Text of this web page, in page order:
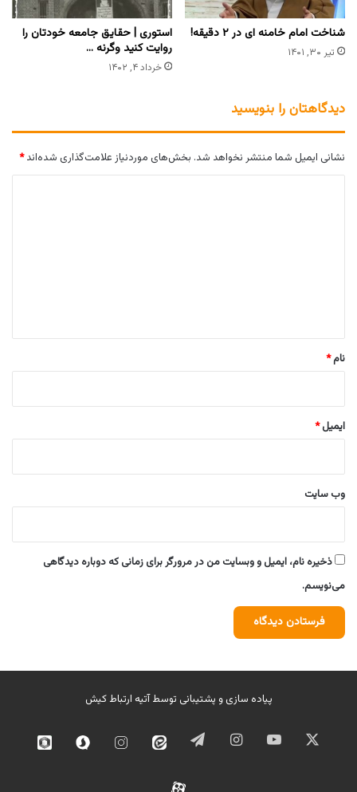
شناخت امام خامنه ای در ۲ دقیقه!
تیر ۳۰, ۱۴۰۱
استوری | حقایق جامعه خودتان را
روایت کنید وگرنه …
خرداد ۴, ۱۴۰۲
دیدگاهتان را بنویسید
نشانی ایمیل شما منتشر نخواهد شد. بخش‌های موردنیاز علامت‌گذاری شده‌اند*
نام*
ایمیل*
وب‌ سایت
ذخیره نام، ایمیل و وبسایت من در مرورگر برای زمانی که دوباره دیدگاهی
می‌نویسم.
پیاده سازی و پشتیبانی توسطآتیه ارتباط کیش
ایکس یوتیوب اینستاگرامتلگرام ایتا
اینستاگرامسروش